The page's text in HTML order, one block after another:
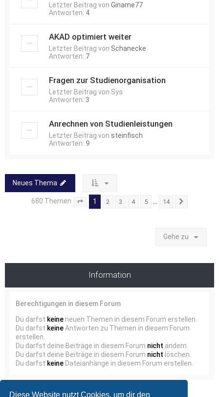
Diese Website nutzt Cookies, um dir den
Letzter Beitrag von Giname77
Antworten: 4
AKAD optimiert weiter
Letzter Beitrag von Schanecke
Antworten: 7
Fragen zur Studienorganisation
Letzter Beitrag von Sys
Antworten: 3
Anrechnen von Studienleistungen
Letzter Beitrag von steinfisch
Antworten: 9
Neues Thema
680 Themen Seite von 14
1 2 3 4 5 … 14
Gehe zu
Information
Berechtigungen in diesem Forum
Du darfst keine neuen Themen in diesem Forum erstellen.
Du darfst keineAntworten zu Themen in diesem Forum
erstellen.
Du darfst deine Beiträge in diesem Forum nicht ändern.
Du darfst deine Beiträge in diesem Forum nicht löschen.
Du darfst keine Dateianhänge in diesem Forum erstellen.